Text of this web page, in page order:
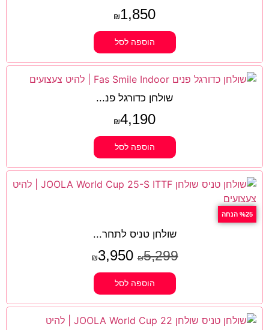
₪1,850
הוספה לסל
שולחן כדורגל פנ...
₪4,190
הוספה לסל
%25 הנחה
שולחן טניס לתחר...
₪5,299
₪3,950
הוספה לסל